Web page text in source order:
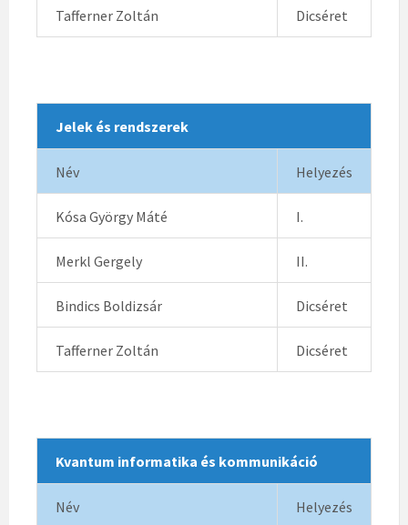
Tafferner Zoltán Dicséret
Jelek és rendszerek
Név Helyezés
Kósa György Máté I.
Merkl Gergely II.
Bindics Boldizsár Dicséret
Tafferner Zoltán Dicséret
Kvantum informatika és kommunikáció
Név Helyezés